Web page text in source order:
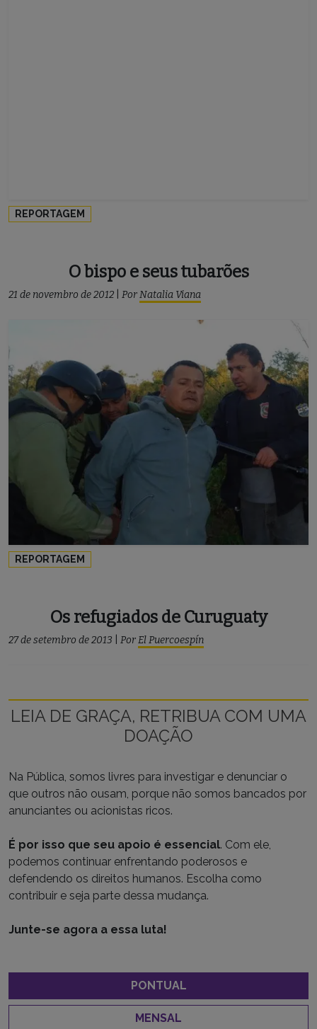
REPORTAGEM
O bispo e seus tubarões
21 de novembro de 2012 PorNatalia Viana
REPORTAGEM
Os refugiados de Curuguaty
27 de setembro de 2013 PorEl Puercoespín
LEIA DE GRAÇA, RETRIBUA COM UMA
DOAÇÃO
Na Pública, somos livres para investigar e denunciar o
que outros não ousam, porque não somos bancados por
anunciantes ou acionistas ricos.
É por isso que seu apoio é essencial. Com ele,
podemos continuar enfrentando poderosos e
defendendo os direitos humanos. Escolha como
contribuir e seja parte dessa mudança.
Junte-se agora a essa luta!
PONTUAL
MENSAL